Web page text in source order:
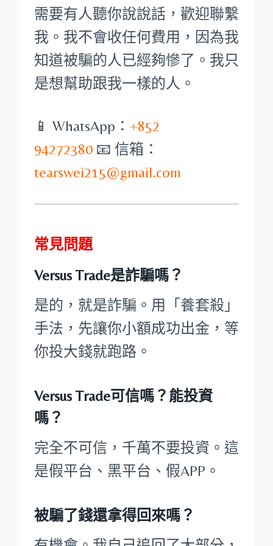
需要有人聽你說說話，歡迎聯繫
我。我不會收任何費用，因為我
知道被騙的人已經夠慘了。我只
是想幫助跟我一樣的人。
📱 WhatsApp： +852
94272380 📧 信箱：
tearswei215@gmail.com
常見問題
Versus Trade是詐騙嗎？
是的，就是詐騙。用「養套殺」
手法，先讓你小額成功出金，等
你投大錢就跑路。
Versus Trade可信嗎？能投資
嗎？
完全不可信，千萬不要投資。這
是假平台、黑平台、假APP。
被騙了錢還拿得回來嗎？